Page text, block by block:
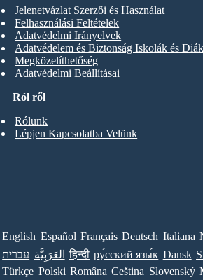
Ról ről
Rólunk
Lépjen Kapcsolatba Velünk
Jelenetvázlat Szerzői és Használat
Felhasználási Feltételek
Adatvédelmi Irányelvek
Adatvédelem és Biztonság Iskolák és
Megközelíthetőség
Adatvédelmi Beállításai
English Español Français Deutsch Italiana
עברית العَرَبِيَّة हिन्दी ру́сский язы́к Dansk
Türkçe Polski Româna Ceština Slovenský